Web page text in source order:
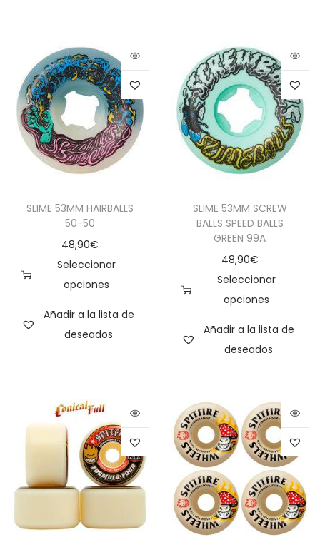
SLIME 53MM HAIRBALLS
50-50
48,90€
Seleccionar
opciones
Añadir a la lista de
deseados
SLIME 53MM SCREW
BALLS SPEED BALLS
GREEN 99A
48,90€
Seleccionar
opciones
Añadir a la lista de
deseados